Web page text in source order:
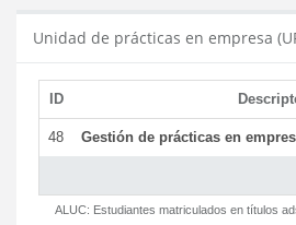
Unidad de prácticas en empresa
ID
48 Gestión de prácticas en
ALUC: Estudiantes matriculados en títulos